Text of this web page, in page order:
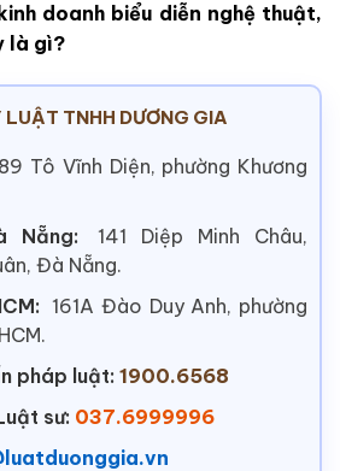
doanh biểu diễn nghệ thuật,
là gì?
LUẬT TNHH DƯƠNG GIA
89 Tô Vĩnh Diện, phường Khương
Nẵng:
141 Diệp Minh Châu,
Đà Nẵng.
161A Đào Duy Anh, phường
pháp luật: 1900.6568
sư: 037.6999996